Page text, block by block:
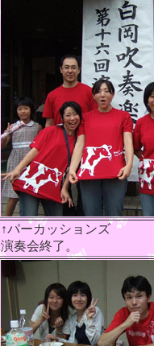
↑パーカッションズ
演奏会終了。